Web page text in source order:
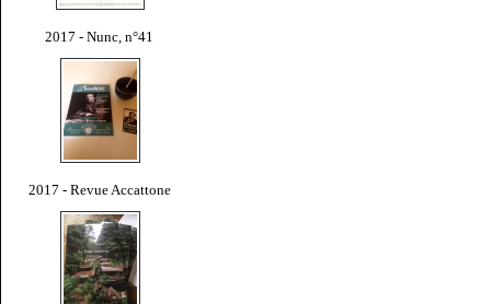
2017 - Nunc, n°41
2017 - Revue Accattone